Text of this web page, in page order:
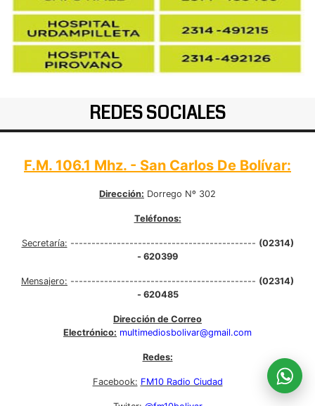
REDES SOCIALES
F.M. 106.1 Mhz. - San Carlos De Bolívar:
Dirección: Dorrego Nº 302
Teléfonos:
Secretaría: -------------------------------------------- (02314)
- 620399
Mensajero: -------------------------------------------- (02314)
- 620485
Dirección de Correo
Electrónico: multimediosbolivar@gmail.com
Redes:
Facebook: FM10 Radio Ciudad